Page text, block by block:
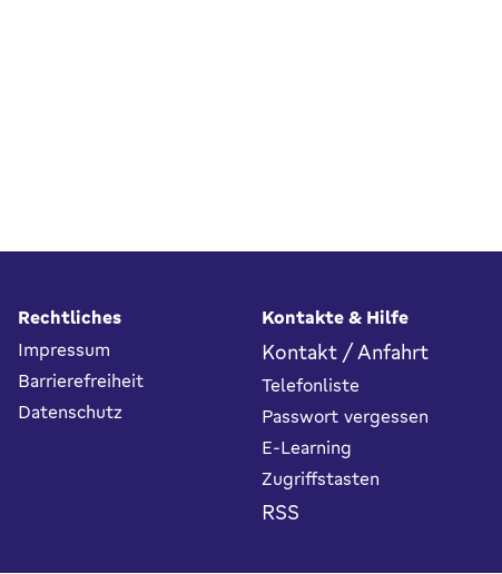
Rechtliches
Impressum
Barrierefreiheit
Datenschutz
Kontakte & Hilfe
Kontakt / Anfahrt
Telefonliste
Passwort vergessen
E-Learning
Zugriffstasten
RSS